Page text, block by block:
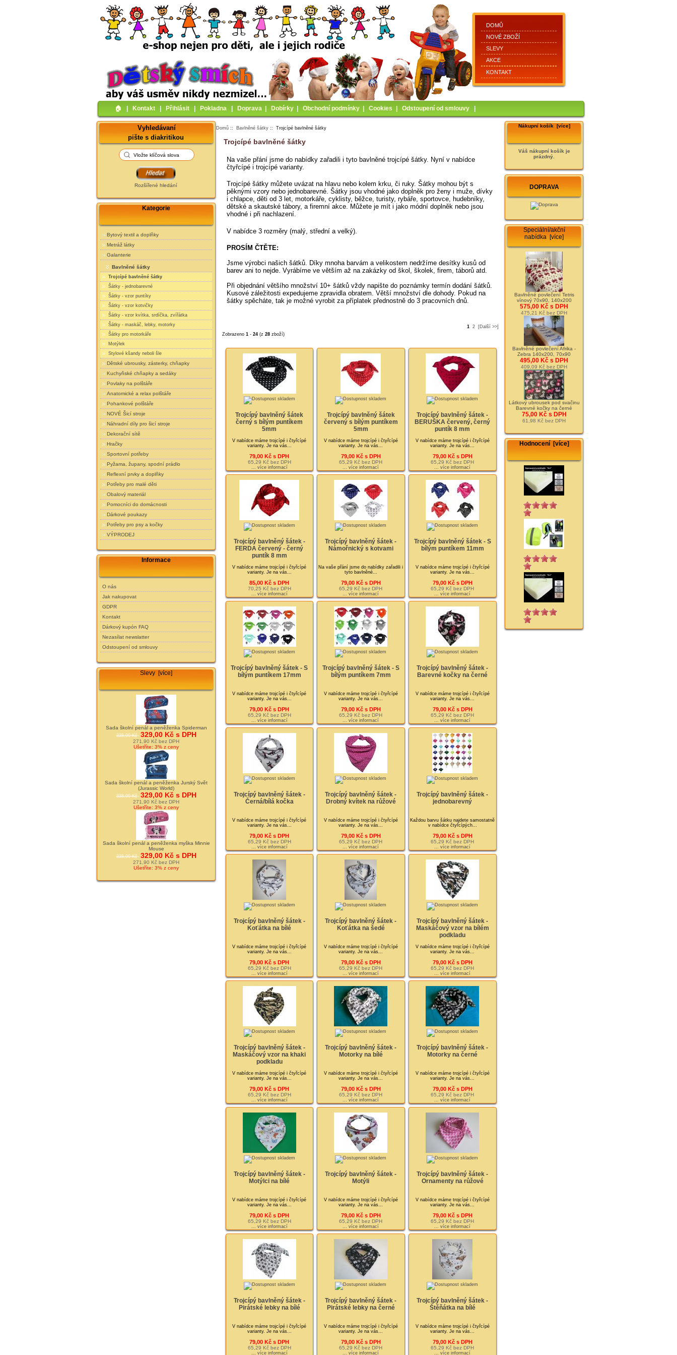
DOMŮ
NOVÉ ZBOŽÍ
SLEVY
AKCE
KONTAKT
🏠︎ Kontakt Přihlásit Pokladna Doprava Dobírky Obchodní podmínky Cookies Odstoupení od smlouvy
Vyhledávaní
pište s diakritikou
Rozšířené hledání
Kategorie
Bytový textil a doplňky
Metráž látky
Galanterie
Bavlněné šátky
Trojcípé bavlněné šátky
Šátky - jednobarevné
Šátky - vzor puntíky
Šátky - vzor kotvičky
Šátky - vzor kvítka, srdíčka, zvířátka
Šátky - maskáč, lebky, motorky
Šátky pro motorkáře
Motýlek
Stylové kšandy neboli šle
Dětské ubrousky, zásterky, chňapky
Kuchyňské chňapky a sedáky
Povlaky na polštáře
Anatomické a relax polštáře
Pohankové polštáře
NOVÉ Šicí stroje
Náhradní díly pro šicí stroje
Dekorační sítě
Hračky
Sportovní potřeby
Pyžama, župany, spodní prádlo
Reflexní prvky a doplňky
Potřeby pro malé děti
Obalový materiál
Pomocníci do domácnosti
Dárkové poukazy
Potřeby pro psy a kočky
VÝPRODEJ
Informace
O nás
Jak nakupovat
GDPR
Kontakt
Dárkový kupón FAQ
Nezasílat newslatter
Odstoupení od smlouvy
Slevy [více]
Sada školní penál a peněženka Spiderman
338,00 Kč 329,00 Kč s DPH
271,90 Kč bez DPH
Ušetříte: 3% z ceny
Sada školní penál a peněženka Jurský Svět
(Jurassic World)
338,00 Kč 329,00 Kč s DPH
271,90 Kč bez DPH
Ušetříte: 3% z ceny
Sada školní penál a peněženka myška Minnie
Mouse
338,00 Kč 329,00 Kč s DPH
271,90 Kč bez DPH
Ušetříte: 3% z ceny
Domů :: Bavlněné šátky :: Trojcípé bavlněné šátky
Trojcípé bavlněné šátky
Na vaše přání jsme do nabídky zařadili i tyto bavlněné trojcípé šátky. Nyní v nabídce
čtyřcípé i trojcípé varianty.
Trojcípé šátky můžete uvázat na hlavu nebo kolem krku, či ruky. Šátky mohou být s
pěknými vzory nebo jednobarevné. Šátky jsou vhodné jako doplněk pro ženy i muže, dívky
i chlapce, děti od 3 let, motorkáře, cyklisty, běžce, turisty, rybáře, sportovce, hudebníky,
dětské a skautské tábory, a firemní akce. Můžete je mít i jako módní doplněk nebo jsou
vhodné i při nachlazení.
V nabídce 3 rozměry (malý, střední a velký).
PROSÍM ČTĚTE:
Jsme výrobci našich šátků. Díky mnoha barvám a velikostem nedržíme desítky kusů od
barev ani to nejde. Vyrábíme ve větším až na zakázky od škol, školek, firem, táborů atd.
Při objednání většího množství 10+ šátků vždy napište do poznámky termín dodání šátků.
Kusové záležitosti expedujeme zpravidla obratem. Větší množství dle dohody. Pokud na
šátky spěcháte, tak je možné vyrobit za příplatek přednostně do 3 pracovních dnů.
Zobrazeno 1- 24(z 28zboží)
1 2 [Další >>]
Trojcípý bavlněný šátek
černý s bílým puntíkem
5mm
V nabídce máme trojcípé i čtyřcípé
varianty. Je na vás...
79,00 Kč s DPH
65,29 Kč bez DPH
... více informací
Trojcípý bavlněný šátek
červený s bílým puntíkem
5mm
V nabídce máme trojcípé i čtyřcípé
varianty. Je na vás...
79,00 Kč s DPH
65,29 Kč bez DPH
... více informací
Trojcípý bavlněný šátek -
BERUŠKA červený, černý
puntík 8 mm
V nabídce máme trojcípé i čtyřcípé
varianty. Je na vás...
79,00 Kč s DPH
65,29 Kč bez DPH
... více informací
Trojcípý bavlněný šátek -
FERDA červený - černý
puntík 8 mm
V nabídce máme trojcípé i čtyřcípé
varianty. Je na vás...
85,00 Kč s DPH
70,25 Kč bez DPH
... více informací
Trojcípý bavlněný šátek -
Námořnický s kotvami
Na vaše přání jsme do nabídky zařadili i
tyto bavlněné...
79,00 Kč s DPH
65,29 Kč bez DPH
... více informací
Trojcípý bavlněný šátek - S
bílým puntíkem 11mm
V nabídce máme trojcípé i čtyřcípé
varianty. Je na vás...
79,00 Kč s DPH
65,29 Kč bez DPH
... více informací
Trojcípý bavlněný šátek - S
bílým puntíkem 17mm
V nabídce máme trojcípé i čtyřcípé
varianty. Je na vás...
79,00 Kč s DPH
65,29 Kč bez DPH
... více informací
Trojcípý bavlněný šátek - S
bílým puntíkem 7mm
V nabídce máme trojcípé i čtyřcípé
varianty. Je na vás...
79,00 Kč s DPH
65,29 Kč bez DPH
... více informací
Trojcípý bavlněný šátek -
Barevné kočky na černé
V nabídce máme trojcípé i čtyřcípé
varianty. Je na vás...
79,00 Kč s DPH
65,29 Kč bez DPH
... více informací
Trojcípý bavlněný šátek -
Černá/bílá kočka
V nabídce máme trojcípé i čtyřcípé
varianty. Je na vás...
79,00 Kč s DPH
65,29 Kč bez DPH
... více informací
Trojcípý bavlněný šátek -
Drobný kvítek na růžové
V nabídce máme trojcípé i čtyřcípé
varianty. Je na vás...
79,00 Kč s DPH
65,29 Kč bez DPH
... více informací
Trojcípý bavlněný šátek -
jednobarevný
Každou barvu šátku najdete samostatně
v nabídce čtyřcípých...
79,00 Kč s DPH
65,29 Kč bez DPH
... více informací
Trojcípý bavlněný šátek -
Koťátka na bílé
V nabídce máme trojcípé i čtyřcípé
varianty. Je na vás...
79,00 Kč s DPH
65,29 Kč bez DPH
... více informací
Trojcípý bavlněný šátek -
Koťátka na šedé
V nabídce máme trojcípé i čtyřcípé
varianty. Je na vás...
79,00 Kč s DPH
65,29 Kč bez DPH
... více informací
Trojcípý bavlněný šátek -
Maskáčový vzor na bílém
podkladu
V nabídce máme trojcípé i čtyřcípé
varianty. Je na vás...
79,00 Kč s DPH
65,29 Kč bez DPH
... více informací
Trojcípý bavlněný šátek -
Maskáčový vzor na khaki
podkladu
V nabídce máme trojcípé i čtyřcípé
varianty. Je na vás...
79,00 Kč s DPH
65,29 Kč bez DPH
... více informací
Trojcípý bavlněný šátek -
Motorky na bílé
V nabídce máme trojcípé i čtyřcípé
varianty. Je na vás...
79,00 Kč s DPH
65,29 Kč bez DPH
... více informací
Trojcípý bavlněný šátek -
Motorky na černé
V nabídce máme trojcípé i čtyřcípé
varianty. Je na vás...
79,00 Kč s DPH
65,29 Kč bez DPH
... více informací
Trojcípý bavlněný šátek -
Motýlci na bílé
V nabídce máme trojcípé i čtyřcípé
varianty. Je na vás...
79,00 Kč s DPH
65,29 Kč bez DPH
... více informací
Trojcípý bavlněný šátek -
Motýli
V nabídce máme trojcípé i čtyřcípé
varianty. Je na vás...
79,00 Kč s DPH
65,29 Kč bez DPH
... více informací
Trojcípý bavlněný šátek -
Ornamenty na růžové
V nabídce máme trojcípé i čtyřcípé
varianty. Je na vás...
79,00 Kč s DPH
65,29 Kč bez DPH
... více informací
Trojcípý bavlněný šátek -
Pirátské lebky na bílé
V nabídce máme trojcípé i čtyřcípé
varianty. Je na vás...
79,00 Kč s DPH
65,29 Kč bez DPH
... více informací
Trojcípý bavlněný šátek -
Pirátské lebky na černé
V nabídce máme trojcípé i čtyřcípé
varianty. Je na vás...
79,00 Kč s DPH
65,29 Kč bez DPH
... více informací
Trojcípý bavlněný šátek -
Štěňátka na bílé
V nabídce máme trojcípé i čtyřcípé
varianty. Je na vás...
79,00 Kč s DPH
65,29 Kč bez DPH
... více informací
Nákupní košík [více]
Váš nákupní košík je
prázdný.
DOPRAVA
Speciální/akční
nabídka [více]
Bavlněné povlečení Tetris
vínový 70x90, 140x200
575,00 Kč s DPH
475,21 Kč bez DPH
Bavlněné povlečení Afrika -
Zebra 140x200, 70x90
495,00 Kč s DPH
409,09 Kč bez DPH
Látkový ubrousek pod svačinu
Barevné kočky na černé
75,00 Kč s DPH
61,98 Kč bez DPH
Hodnocení [více]